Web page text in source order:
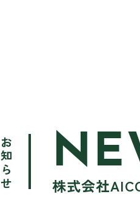
お知らせ 株式会社